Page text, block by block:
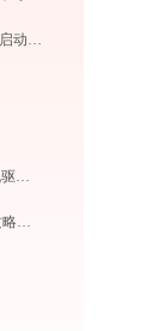
Rufus使用教程：超快速度制作纯净U盘启动盘，装机必备免费工具
从零开始：理光Aficio CL4000-dn打印机驱动的下载及安装流程
惠普LaserJet M2727打印机驱动安装全攻略：从下载到安装完全教程